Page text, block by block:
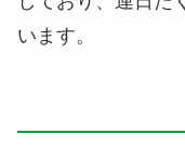
います。